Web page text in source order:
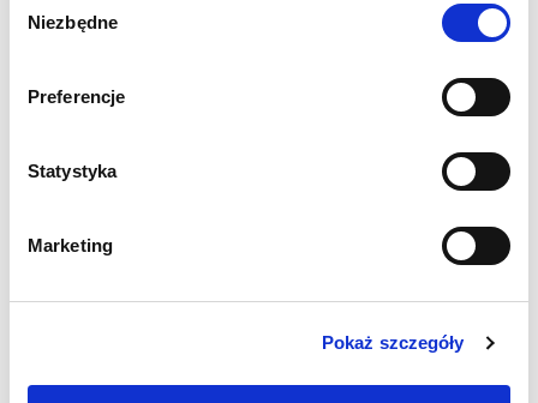
zgody
Niezbędne
Preferencje
Statystyka
Marketing
Pokaż szczegóły
PON-PT 9:00-17:00
KRS
SKOPIUJ NUMER KONTA WIĘCEJ